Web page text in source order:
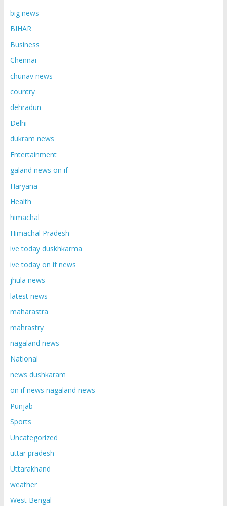
big news
BIHAR
Business
Chennai
chunav news
country
dehradun
Delhi
dukram news
Entertainment
galand news on if
Haryana
Health
himachal
Himachal Pradesh
ive today duskhkarma
ive today on if news
jhula news
latest news
maharastra
mahrastry
nagaland news
National
news dushkaram
on if news nagaland news
Punjab
Sports
Uncategorized
uttar pradesh
Uttarakhand
weather
West Bengal